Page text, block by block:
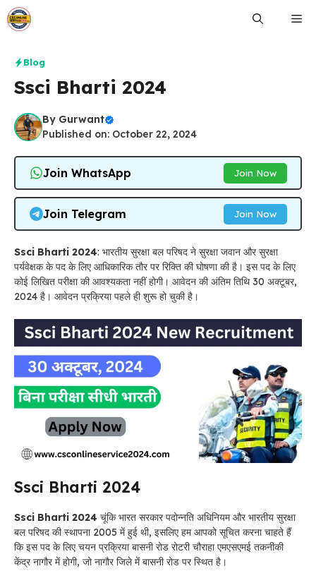
Skip
to
Blog
Ssci Bharti 2024
By Gurwant
Published on: October 22, 2024
Join WhatsApp Join Now
Join Telegram Join Now
Ssci Bharti 2024: भारतीय सुरक्षा बल परिषद ने सुरक्षा जवान और सुरक्षा
पर्यवेक्षक के पद के लिए आधिकारिक तौर पर रिक्ति की घोषणा की है। इस पद के लिए
कोई लिखित परीक्षा की आवश्यकता नहीं होगी। आवेदन की अंतिम तिथि 30 अक्टूबर,
2024 है। आवेदन प्रक्रिया पहले ही शुरू हो चुकी है।
Ssci Bharti 2024
Ssci Bharti 2024 चूंकि भारत सरकार पदोन्नति अधिनियम और भारतीय सुरक्षा
बल परिषद की स्थापना 2005 में हुई थी, इसलिए हम आपको सूचित करना चाहते हैं
कि इस पद के लिए चयन प्रक्रिया बासनी रोड रोटरी चौराहा एमएसएमई तकनीकी
केंद्र नागौर में होगी, जो नागौर जिले में बासनी रोड पर स्थित है।